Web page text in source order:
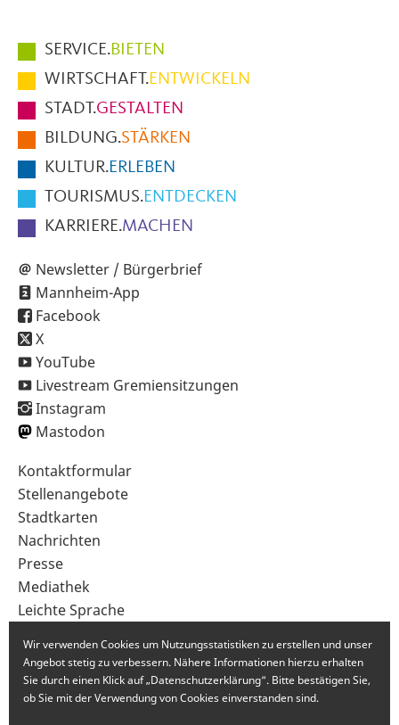
Hauptmenüpunkte
im
Fußbereich
der
Seite
SERVICE.BIETEN
WIRTSCHAFT.ENTWICKELN
STADT.GESTALTEN
BILDUNG.STÄRKEN
KULTUR.ERLEBEN
TOURISMUS.ENTDECKEN
KARRIERE.MACHEN
Newsletter / Bürgerbrief
Mannheim-App
Facebook
X
YouTube
Livestream Gremiensitzungen
Instagram
Mastodon
Sekundärnavigation
im
Fußbereich
Kontaktformular
Stellenangebote
Stadtkarten
Nachrichten
Presse
Mediathek
Leichte Sprache
Wir verwenden Cookies um Nutzungsstatistiken zu erstellen und unser
Angebot stetig zu verbessern. Nähere Informationen hierzu erhalten
Sie durch einen Klick auf „Datenschutzerklärung“. Bitte bestätigen Sie,
ob Sie mit der Verwendung von Cookies einverstanden sind.